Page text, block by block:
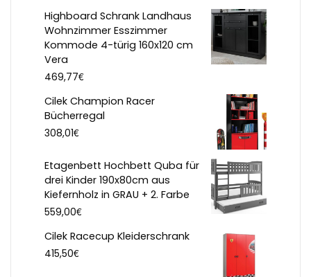
Highboard Schrank Landhaus
Wohnzimmer Esszimmer
Kommode 4-türig 160x120 cm
Vera
469,77€
Cilek Champion Racer
Bücherregal
308,01€
Etagenbett Hochbett Quba für
drei Kinder 190x80cm aus
Kiefernholz in GRAU + 2. Farbe
559,00€
Cilek Racecup Kleiderschrank
415,50€